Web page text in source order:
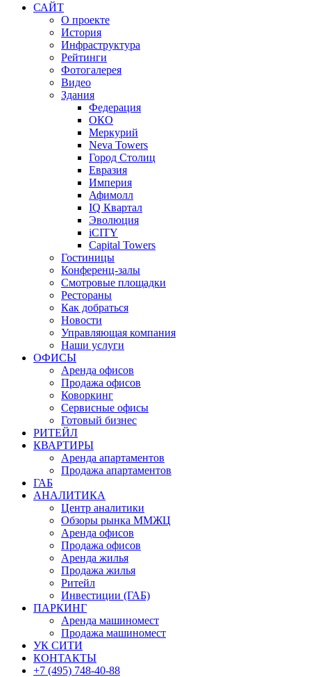
САЙТ
О проекте
История
Инфраструктура
Рейтинги
Фотогалерея
Видео
Здания
Федерация
ОКО
Меркурий
Neva Towers
Город Столиц
Евразия
Империя
Афимолл
IQ Квартал
Эволюция
iCITY
Capital Towers
Гостиницы
Конференц-залы
Смотровые площадки
Рестораны
Как добраться
Новости
Управляющая компания
Наши услуги
ОФИСЫ
Аренда офисов
Продажа офисов
Коворкинг
Сервисные офисы
Готовый бизнес
РИТЕЙЛ
КВАРТИРЫ
Аренда апартаментов
Продажа апартаментов
ГАБ
АНАЛИТИКА
Центр аналитики
Обзоры рынка ММЖЦ
Аренда офисов
Продажа офисов
Аренда жилья
Продажа жилья
Ритейл
Инвестиции (ГАБ)
ПАРКИНГ
Аренда машиномест
Продажа машиномест
УК СИТИ
КОНТАКТЫ
+7 (495) 748-40-88